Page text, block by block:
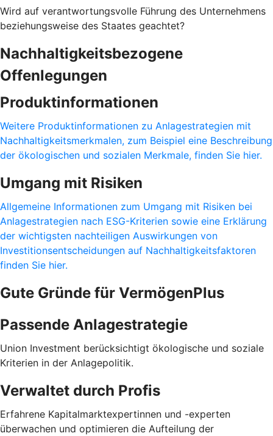
Wird auf verantwortungsvolle Führung des Unternehmens
beziehungsweise des Staates geachtet?
Nachhaltigkeitsbezogene
Offenlegungen
Produktinformationen
Weitere Produktinformationen zu Anlagestrategien mit
Nachhaltigkeitsmerkmalen, zum Beispiel eine Beschreibung
der ökologischen und sozialen Merkmale, finden Sie hier.
Umgang mit Risiken
Allgemeine Informationen zum Umgang mit Risiken bei
Anlagestrategien nach ESG-Kriterien sowie eine Erklärung
der wichtigsten nachteiligen Auswirkungen von
Investitionsentscheidungen auf Nachhaltigkeitsfaktoren
finden Sie hier.
Gute Gründe für VermögenPlus
Passende Anlagestrategie
Union Investment berücksichtigt ökologische und soziale
Kriterien in der Anlagepolitik.
Verwaltet durch Profis
Erfahrene Kapitalmarktexpertinnen und -experten
überwachen und optimieren die Aufteilung der